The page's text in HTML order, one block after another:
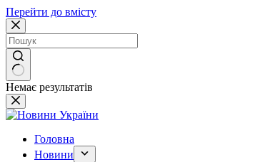
Перейти до вмісту
Немає результатів
Головна
Новини